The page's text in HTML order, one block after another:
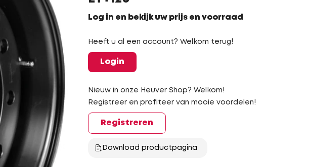
Log in en bekijk uw prijs en voorraad
Heeft u al een account? Welkom terug!
Login
Nieuw in onze Heuver Shop? Welkom!
Registreer en profiteer van mooie voordelen!
Registreren
Download productpagina